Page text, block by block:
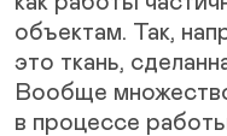
объектам. Так,
это ткань,
Вообще
в процессе